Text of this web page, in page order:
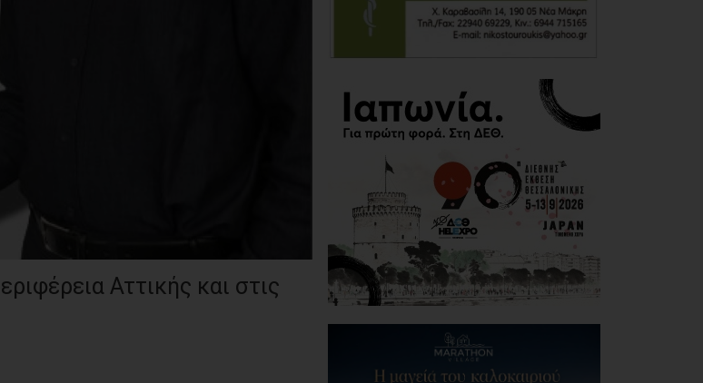
Αττικής και στις